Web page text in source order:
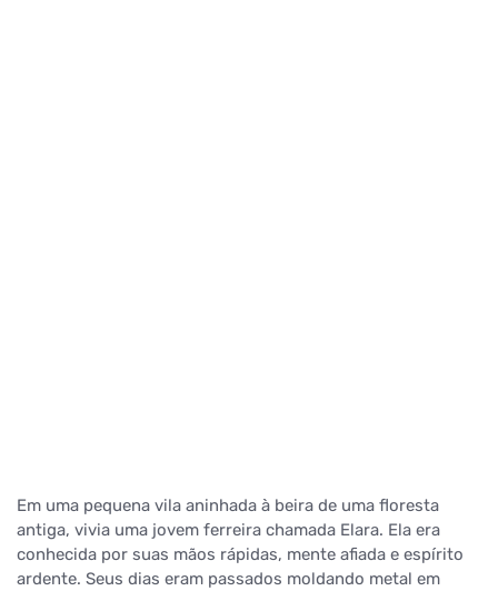
Em uma pequena vila aninhada à beira de uma floresta
antiga, vivia uma jovem ferreira chamada Elara. Ela era
conhecida por suas mãos rápidas, mente afiada e espírito
ardente. Seus dias eram passados moldando metal em